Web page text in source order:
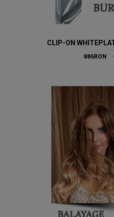
CLIP-ON
886RON